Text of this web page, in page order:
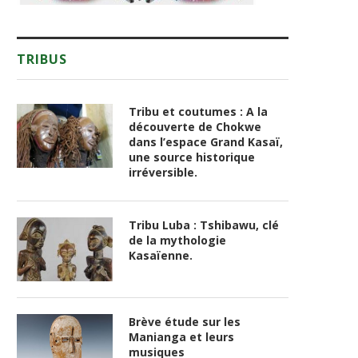
TRIBUS
Tribu et coutumes : A la
découverte de Chokwe
dans l’espace Grand Kasaï,
une source historique
irréversible.
Tribu Luba : Tshibawu, clé
de la mythologie
Kasaïenne.
Brève étude sur les
Manianga et leurs
musiques